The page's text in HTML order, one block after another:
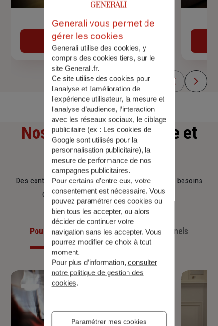
Devis assurance auto
Obtenir une estimation
Nos offresd'assurance et
d'épargne
Des contrats clairs et flexibles pour sécuriser vos besoins
d’aujourd’hui et anticiper ceux de demain.
Pour les particuliers Pour les professionnels
Generali vous permet de
gérer les cookies
Generali utilise des cookies, y
compris des cookies tiers, sur le
site Generali.fr.
Ce site utilise des cookies pour
l’analyse et l'amélioration de
l’expérience utilisateur, la mesure et
l’analyse d’audience, l’interaction
avec les réseaux sociaux, le ciblage
publicitaire (ex : Les cookies de
Google sont utilisés pour la
personnalisation publicitaire), la
mesure de performance de nos
campagnes publicitaires.
Pour certains d’entre eux, votre
consentement est nécessaire. Vous
pouvez paramétrer ces cookies ou
bien tous les accepter, ou alors
décider de continuer votre
navigation sans les accepter. Vous
pourrez modifier ce choix à tout
moment.
Pour plus d’information, consulter
notre politique de gestion des
cookies.
Paramétrer mes cookies